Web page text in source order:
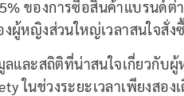
ของการซื้อสินค้าแบรนด์ต่
หญิงส่วนใหญ่เวลาสนใจสั่ง
ละสถิติที่น่าสนใจเกี่ยวกับ
ในช่วงระยะเวลาเพียงส